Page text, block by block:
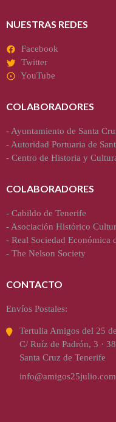
NUESTRAS REDES
Facebook
Twitter
YouTube
COLABORADORES
- Ayuntamiento de Santa
- Autoridad Portuaria de
- Centro de Historia y
COLABORADORES
- Cabildo de Tenerife
- Asociación Histórico
- Real Sociedad Económica
- The Nelson Society
CONTACTO
Envíos Postales:
Tertulia Amigos del 25
C/ Ruíz de Padrón, 3 ·
Santa Cruz de Tenerife
info@amigos25julio.com